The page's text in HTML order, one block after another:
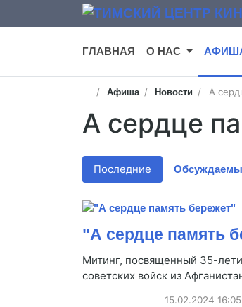
ГЛАВНАЯ О НАС
Афиша Новости А
А сердце
Последние
"А сердце память
Митинг, посвященный 35-
советских войск из
15.02.2024 16:05